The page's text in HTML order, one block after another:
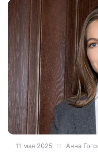
11 мая 2025 Анна